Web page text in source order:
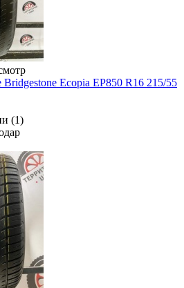
Ecopia EP850 R16 215/55
(1)